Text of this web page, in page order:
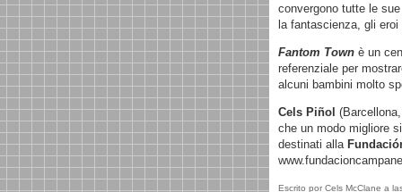
convergono tutte le
la fantascienza, gli eroi
Fantom Townè un
referenziale per
alcuni bambini molto
Cels Piñol
che un modo migliore
destinati alla
Escrito por Cels McClane a